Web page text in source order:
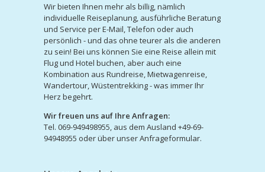
Wir bieten Ihnen mehr als billig, nämlich
individuelle Reiseplanung, ausführliche Beratung
und Service per E-Mail, Telefon oder auch
persönlich - und das ohne teurer als die anderen
zu sein! Bei uns können Sie eine Reise allein mit
Flug und Hotel buchen, aber auch eine
Kombination aus Rundreise, Mietwagenreise,
Wandertour, Wüstentrekking - was immer Ihr
Herz begehrt.
Wir freuen uns auf Ihre Anfragen:
Tel. 069-949498955, aus dem Ausland +49-69-
94948955 oder über unser Anfrageformular.